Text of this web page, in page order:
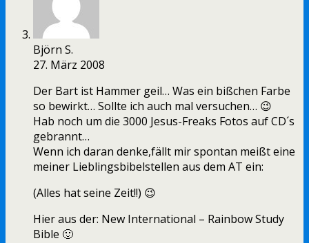
Björn S.
27. März 2008
Der Bart ist Hammer geil… Was ein bißchen Farbe
so bewirkt… Sollte ich auch mal versuchen… 😉
Hab noch um die 3000 Jesus-Freaks Fotos auf CD´s
gebrannt…
Wenn ich daran denke,fällt mir spontan meißt eine
meiner Lieblingsbibelstellen aus dem AT ein:
(Alles hat seine Zeit!!) 😉
Hier aus der: New International – Rainbow Study
Bible 🙂